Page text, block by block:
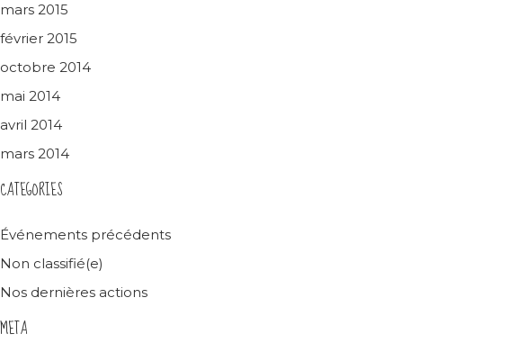
mars 2015
février 2015
octobre 2014
mai 2014
avril 2014
mars 2014
CATEGORIES
Événements précédents
Non classifié(e)
Nos dernières actions
META